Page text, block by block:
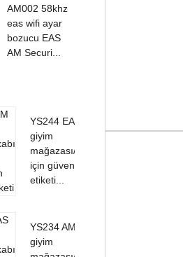
AM002 58khz
eas wifi ayar
bozucu EAS
AM Securi...
YS244 EAS AM
giyim
mağazası/ayakkabı
için güvenlik sert
etiketi...
YS234 AM EAS
giyim